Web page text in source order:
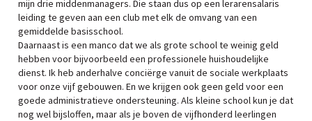
mijn drie middenmanagers. Die staan dus op een lerarensalaris
leiding te geven aan een club met elk de omvang van een
gemiddelde basisschool.
Daarnaast is een manco dat we als grote school te weinig geld
hebben voor bijvoorbeeld een professionele huishoudelijke
dienst. Ik heb anderhalve conciërge vanuit de sociale werkplaats
voor onze vijf gebouwen. En we krijgen ook geen geld voor een
goede administratieve ondersteuning. Als kleine school kun je dat
nog wel bijsloffen, maar als je boven de vijfhonderd leerlingen